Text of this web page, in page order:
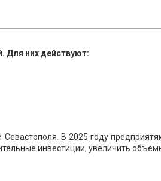
Для них действуют:
В 2025 году
инвестиции, увеличить